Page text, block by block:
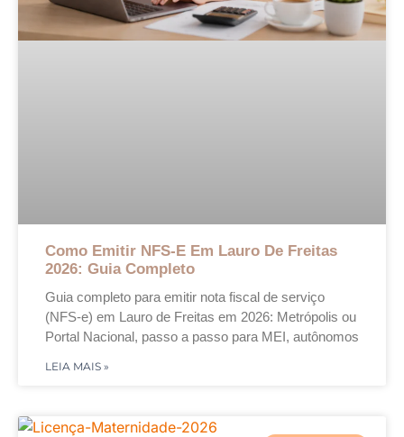
Como Emitir NFS-E Em Lauro De Freitas
2026: Guia Completo
Guia completo para emitir nota fiscal de serviço
(NFS-e) em Lauro de Freitas em 2026: Metrópolis ou
Portal Nacional, passo a passo para MEI, autônomos
LEIA MAIS »